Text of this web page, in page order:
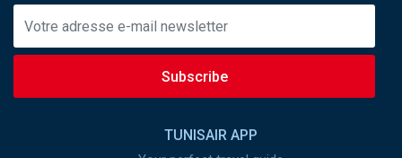
Subscribe
TUNISAIR APP